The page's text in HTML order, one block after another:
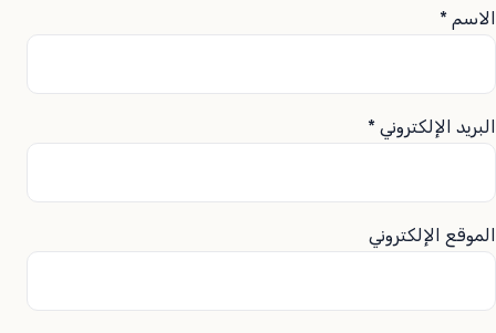
الاسم *
البريد الإلكتروني *
الموقع الإلكتروني